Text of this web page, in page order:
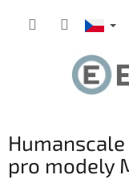
pro modely